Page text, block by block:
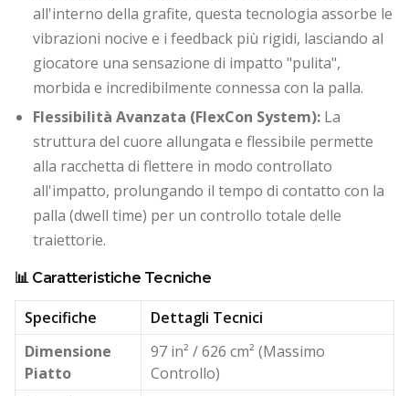
all'interno della grafite, questa tecnologia assorbe le
vibrazioni nocive e i feedback più rigidi, lasciando al
giocatore una sensazione di impatto "pulita",
morbida e incredibilmente connessa con la palla.
Flessibilità Avanzata (FlexCon System): La
struttura del cuore allungata e flessibile permette
alla racchetta di flettere in modo controllato
all'impatto, prolungando il tempo di contatto con la
palla (dwell time) per un controllo totale delle
traiettorie.
📊 Caratteristiche Tecniche
Specifiche
Dettagli Tecnici
Dimensione
Piatto
97 in² / 626 cm² (Massimo
Controllo)